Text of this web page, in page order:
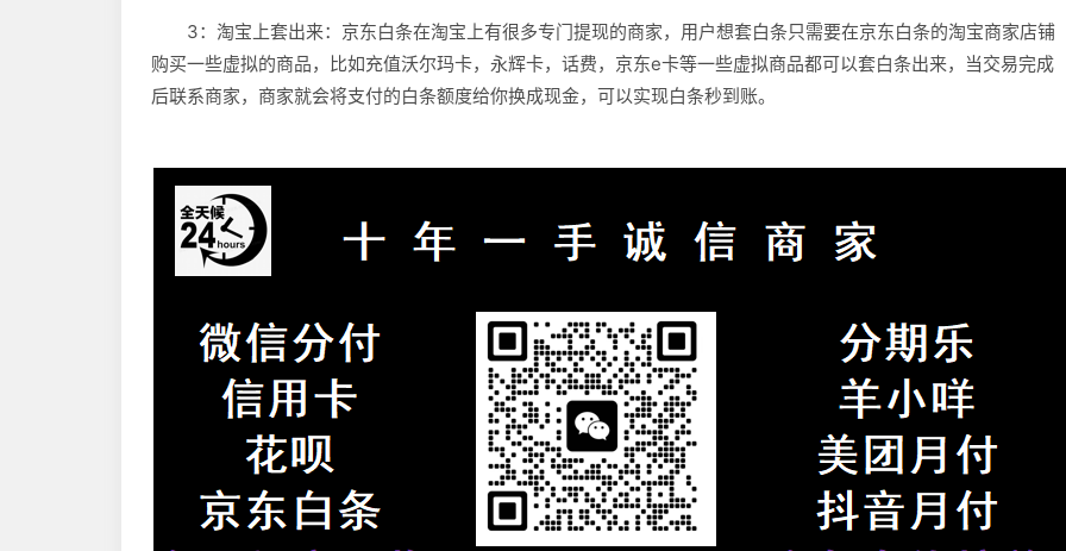
3：淘宝上套出来：京东白条在淘宝上有很多专门提现的商家，用户想套白条只需要在京东白条的淘宝商家店铺
购买一些虚拟的商品，比如充值沃尔玛卡，永辉卡，话费，京东e卡等一些虚拟商品都可以套白条出来，当交易完成
后联系商家，商家就会将支付的白条额度给你换成现金，可以实现白条秒到账。